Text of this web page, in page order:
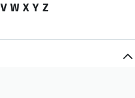
V W X Y Z